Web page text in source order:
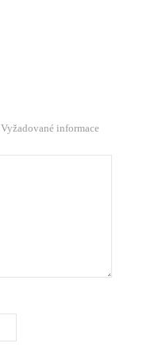
Vyžadované informace